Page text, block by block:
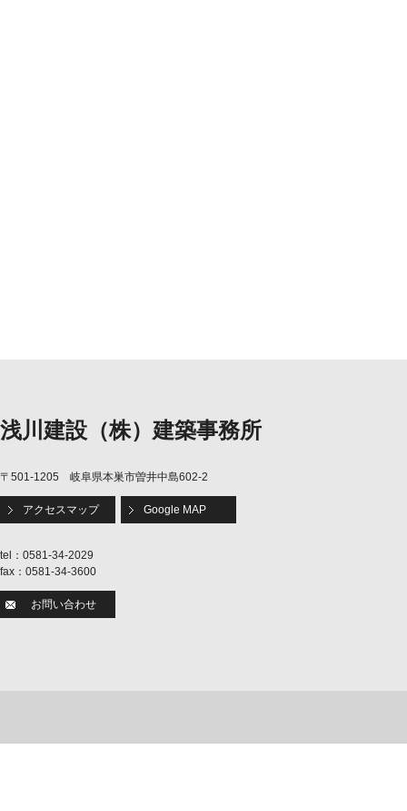
浅川建設（株）建築事務所
〒501-1205 岐阜県本巣市曽井中島602-2
アクセスマップ Google MAP
tel：0581-34-2029
fax：0581-34-3600
お問い合わせ